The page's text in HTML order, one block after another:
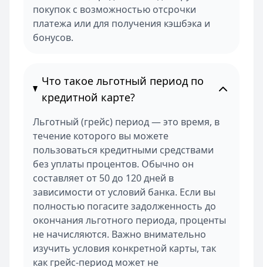
покупок с возможностью отсрочки
платежа или для получения кэшбэка и
бонусов.
Что такое льготный период по
кредитной карте?
Льготный (грейс) период — это время, в
течение которого вы можете
пользоваться кредитными средствами
без уплаты процентов. Обычно он
составляет от 50 до 120 дней в
зависимости от условий банка. Если вы
полностью погасите задолженность до
окончания льготного периода, проценты
не начисляются. Важно внимательно
изучить условия конкретной карты, так
как грейс-период может не